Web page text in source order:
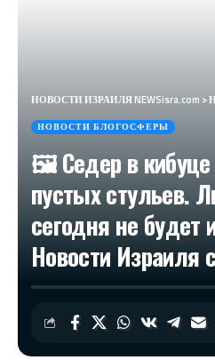
НОВОСТИ ИЗРАИЛЯ NEWSisra.com >
НОВОСТИ БЛОГОСФЕРЫ
🖼 Седер в кибуце
пустых стульев.
сегодня не будет
Новости Израиля